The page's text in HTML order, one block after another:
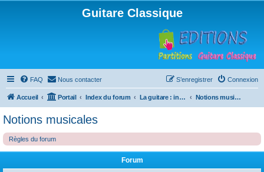
Guitare Classique
FAQ Nous contacter Connexion
S’enregistrer
Accueil Portail Index du forum La guitare : instrument, cours et théorie Notions musicales
Notions musicales
Règles du forum
Forum